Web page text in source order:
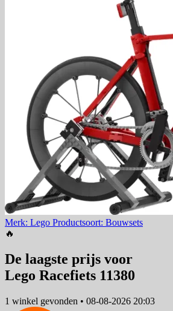
Merk: Lego Productsoort: Bouwsets
🔥
De laagste prijs voor
Lego Racefiets 11380
1 winkel gevonden • 08-08-2026 20:03